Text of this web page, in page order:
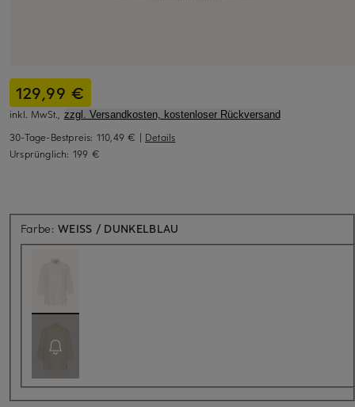
129,99 €
inkl. MwSt., zzgl. Versandkosten, kostenloser Rückversand
30-Tage-Bestpreis: 110,49 € | Details
Ursprünglich: 199 €
Farbe:WEISS / DUNKELBLAU